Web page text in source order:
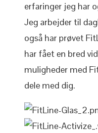
erfaringer jeg har
Jeg arbejder til
også har prøvet
har fået en bred
muligheder med
dele med dig.